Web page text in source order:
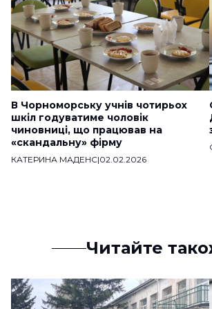
В Чорноморську учнів чотирьох
шкіл годуватиме чоловік
чиновниці, що працював на
«скандальну» фірму
КАТЕРИНА МАДЕНС|02.02.2026
Читайте